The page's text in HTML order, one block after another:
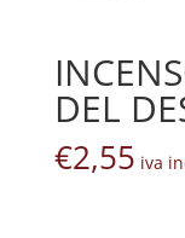
DEL
€2,55 iva